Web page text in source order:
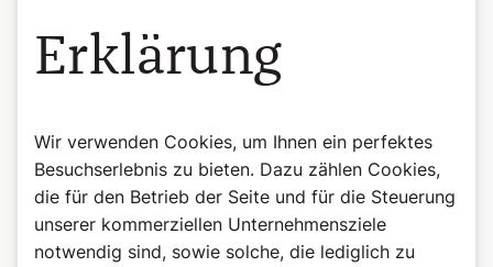
Erklärung
Wir verwenden Cookies, um Ihnen ein perfektes
Besuchserlebnis zu bieten. Dazu zählen Cookies,
die für den Betrieb der Seite und für die Steuerung
unserer kommerziellen Unternehmensziele
notwendig sind, sowie solche, die lediglich zu